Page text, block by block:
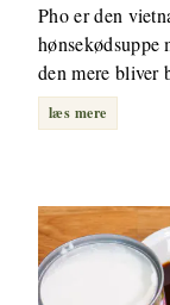
Pho er den
hønsekødsuppe
den mere
læs mere